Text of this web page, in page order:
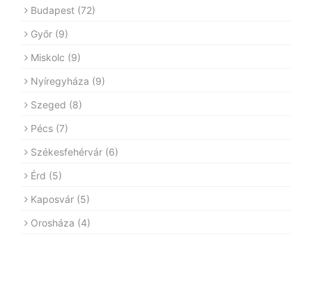
Budapest (72)
Győr (9)
Miskolc (9)
Nyíregyháza (9)
Szeged (8)
Pécs (7)
Székesfehérvár (6)
Érd (5)
Kaposvár (5)
Orosháza (4)